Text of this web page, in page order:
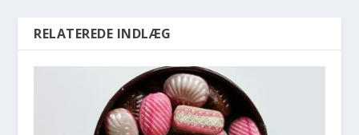
RELATEREDE INDLÆG